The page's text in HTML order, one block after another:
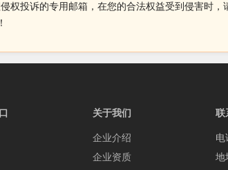
权投诉的专用邮箱，在您的合法权益受到侵害时
关于我们
企业介绍
企业资质
联
电
地